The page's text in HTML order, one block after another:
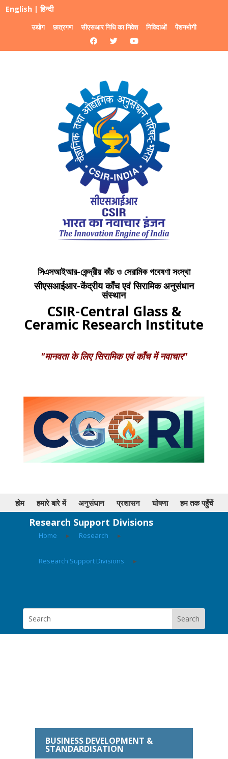
English |हिन्दी
उद्योग छात्रगण सीएसआर निधि का निवेश निविदाओं पेंशनभोगी
সিএসআইআর-কেন্দ্রীয় কাঁচ ও সেরামিক গবেষণা সংস্থা
सीएसआईआर-केंद्रीय काँच एवं सिरामिक अनुसंधान
संस्थान
CSIR-Central Glass &
Ceramic Research Institute
"मानवता के लिए सिरामिक एवं काँच में नवाचार"
होम हमारे बारे में अनुसंधान प्रशासन घोषणा हम तक पहुँचें
Research Support Divisions
Home ▸ Research ▸
Research Support Divisions ▸
BUSINESS DEVELOPMENT &
STANDARDISATION